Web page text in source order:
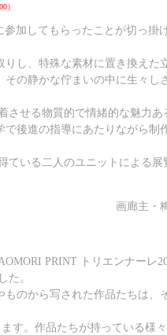
）
加してもらったことが切っ掛
し、特殊な素材に置き換えた
の静かな佇まいの中に生々し
させる物質的で情緒的な魅力あ
後進の指導にあたりながら制
ている二人のユニットによる展
画廊主・
PRINT トリエンナーレ
た。
のから写された作品たちは、
す。作品たちが持っている様